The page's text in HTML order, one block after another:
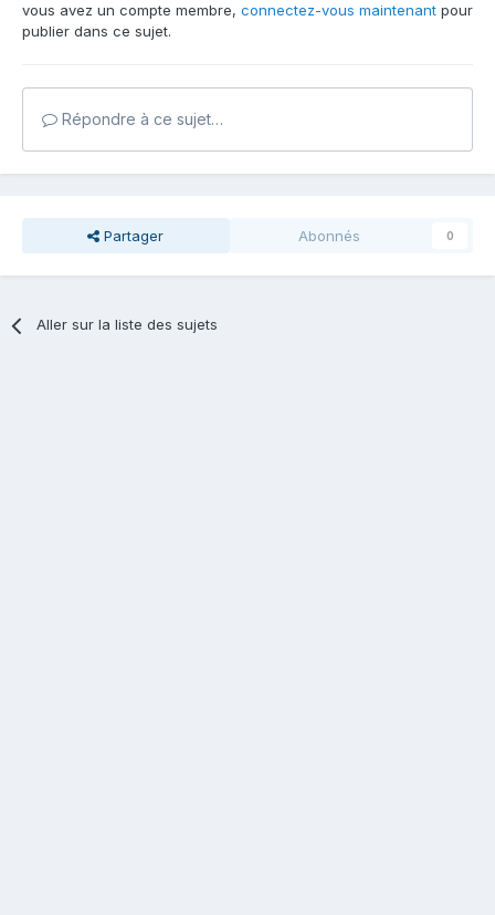
vous avez un compte membre, connectez-vous maintenant pour
publier dans ce sujet.
Répondre à ce sujet…
Partager Abonnés 0
Aller sur la liste des sujets